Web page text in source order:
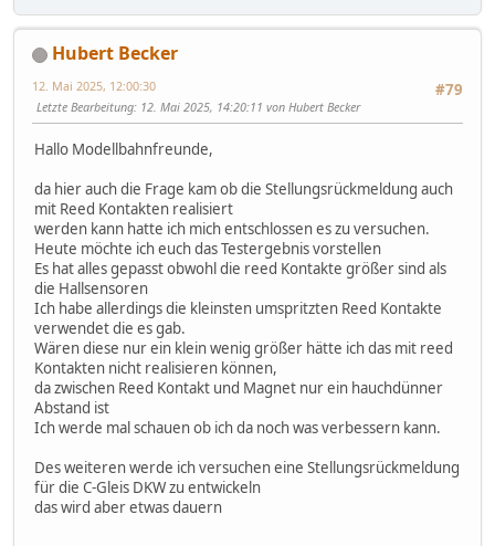
Hubert Becker
#79
12. Mai 2025, 12:00:30
Letzte Bearbeitung: 12. Mai 2025, 14:20:11 von Hubert Becker
Hallo Modellbahnfreunde,
da hier auch die Frage kam ob die Stellungsrückmeldung auch
mit Reed Kontakten realisiert
werden kann hatte ich mich entschlossen es zu versuchen.
Heute möchte ich euch das Testergebnis vorstellen
Es hat alles gepasst obwohl die reed Kontakte größer sind als
die Hallsensoren
Ich habe allerdings die kleinsten umspritzten Reed Kontakte
verwendet die es gab.
Wären diese nur ein klein wenig größer hätte ich das mit reed
Kontakten nicht realisieren können,
da zwischen Reed Kontakt und Magnet nur ein hauchdünner
Abstand ist
Ich werde mal schauen ob ich da noch was verbessern kann.
Des weiteren werde ich versuchen eine Stellungsrückmeldung
für die C-Gleis DKW zu entwickeln
das wird aber etwas dauern